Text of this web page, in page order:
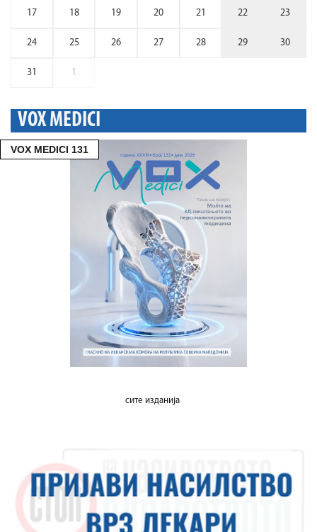
17 18 19 20 21 22 23
24 25 26 27 28 29 30
31 1
VOX MEDICI
VOX MEDICI 131
сите изданија